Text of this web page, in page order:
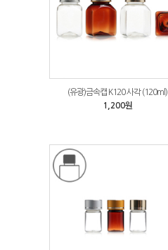
(유광)금속캡 K120 사각 (120ml)
1,200원